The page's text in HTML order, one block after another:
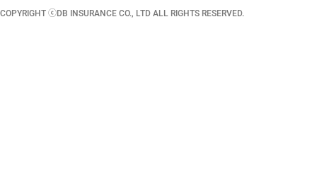
COPYRIGHT ⓒDB INSURANCE CO., LTD ALL RIGHTS RESERVED.